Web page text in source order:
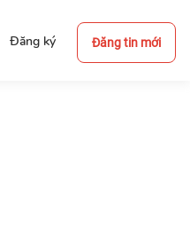
Đăng ký Đăng tin mới